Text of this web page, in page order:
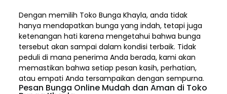
Dengan memilih Toko Bunga Khayla, anda tidak
hanya mendapatkan bunga yang indah, tetapi juga
ketenangan hati karena mengetahui bahwa bunga
tersebut akan sampai dalam kondisi terbaik. Tidak
peduli di mana penerima Anda berada, kami akan
memastikan bahwa setiap pesan kasih, perhatian,
atau empati Anda tersampaikan dengan sempurna.
Pesan Bunga Online Mudah dan Aman di Toko